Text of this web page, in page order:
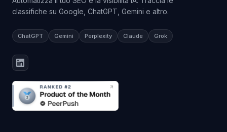
classifiche su Google, ChatGPT, Gemini e altro.
ChatGPT Gemini Perplexity Claude Grok